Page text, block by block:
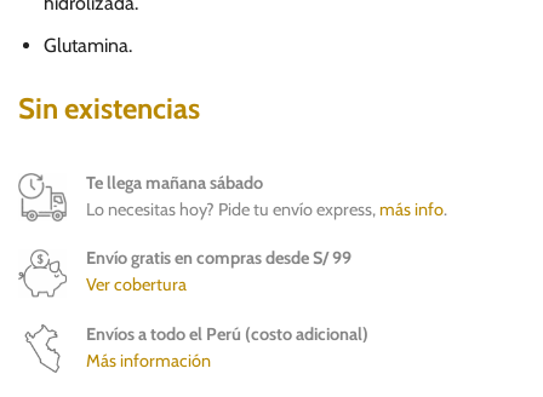
Glutamina.
Sin existencias
Te llega mañana sábado
Lo necesitas hoy? Pide tu envío express,más info.
Envío gratis en compras desde S/ 99
Ver cobertura
Envíos a todo el Perú (costo adicional)
Más información